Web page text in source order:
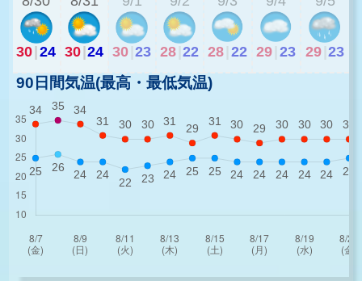
30|24 30|24 30 23 28 22 28 22 29 23 29 23
90日間気温(最高・最低気温)